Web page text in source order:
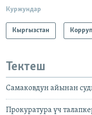
Куржундар
Кыргызстан
Тектеш
Самаковдун айынан
Прокуратура үч